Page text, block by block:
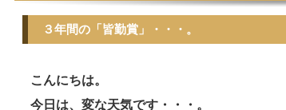
３年間の「皆勤賞」・・・。
こんにちは。
今日は、変な天気です・・・。